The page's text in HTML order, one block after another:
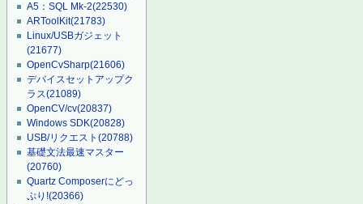
A5：SQL Mk-2(22530)
ARToolKit(21783)
Linux/USBガジェット
(21677)
OpenCvSharp(21606)
デバイスセットアップク
ラス(21089)
OpenCV/cv(20837)
Windows SDK(20828)
USB/リクエスト(20788)
基礎文法最速マスター
(20760)
Quartz Composerにどっ
ぷり!(20366)